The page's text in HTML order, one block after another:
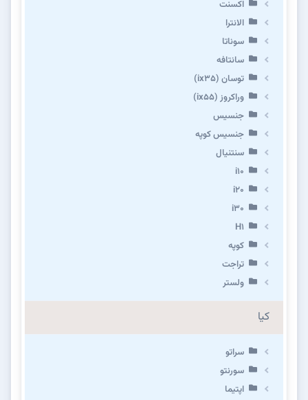
اکسنت
الانترا
سوناتا
سانتافه
توسان (ix35)
وراکروز (ix55)
جنسیس
جنسیس کوپه
سنتنیال
i10
i20
i30
H1
کوپه
تراجت
ولستر
کیا
سراتو
سورنتو
اپتیما